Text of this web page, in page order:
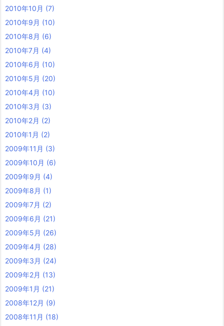
2010年10月 (7)
2010年9月 (10)
2010年8月 (6)
2010年7月 (4)
2010年6月 (10)
2010年5月 (20)
2010年4月 (10)
2010年3月 (3)
2010年2月 (2)
2010年1月 (2)
2009年11月 (3)
2009年10月 (6)
2009年9月 (4)
2009年8月 (1)
2009年7月 (2)
2009年6月 (21)
2009年5月 (26)
2009年4月 (28)
2009年3月 (24)
2009年2月 (13)
2009年1月 (21)
2008年12月 (9)
2008年11月 (18)